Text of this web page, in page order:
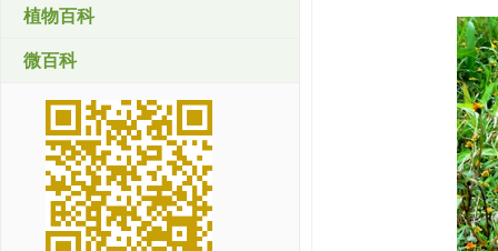
植物百科
微百科